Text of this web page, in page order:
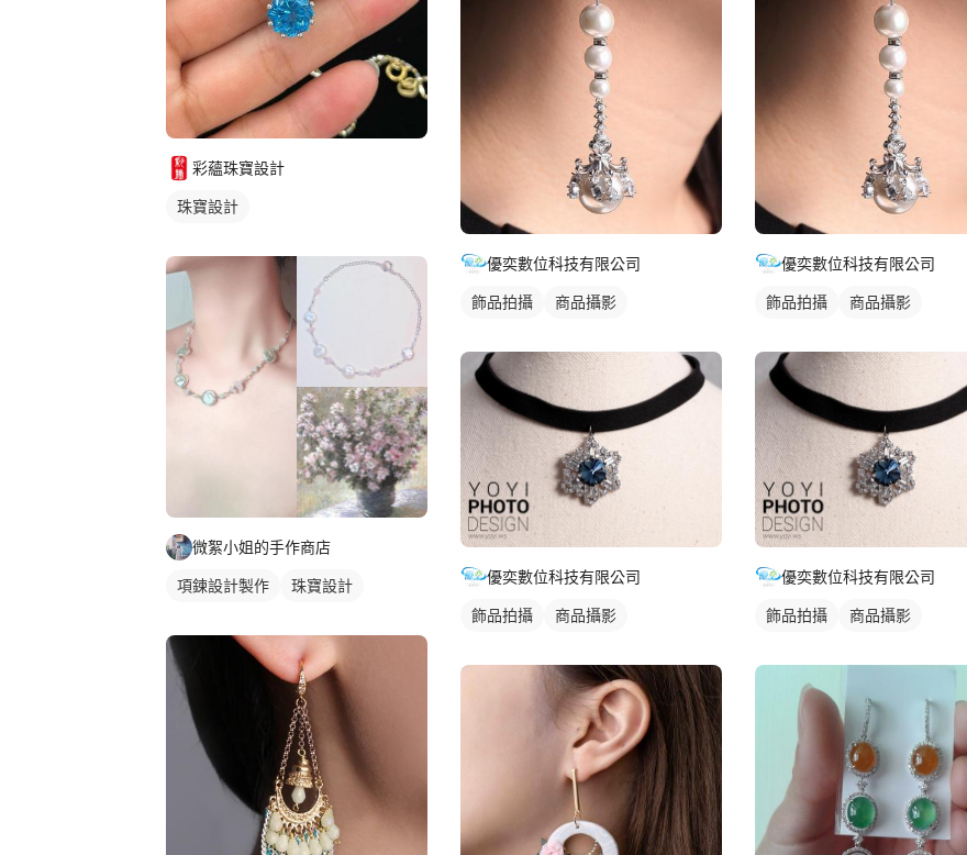
彩蘊珠寶設計
珠寶設計
微絮小姐的手作商店
項鍊設計製作 珠寶設計
優奕數位科技有限公司
飾品拍攝 商品攝影
優奕數位科技有限公司
飾品拍攝 商品攝影
優奕數位科技有限公司
飾品拍攝 商品攝影
優奕數位科技有限公司
飾品拍攝 商品攝影